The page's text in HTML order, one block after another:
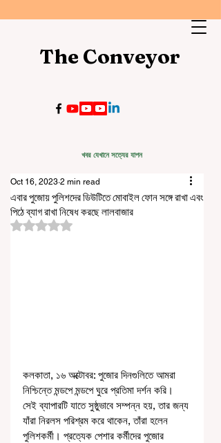
The Conveyor
খবর যেখানে সত্যের যাপন
এবার পুজোয় পুলিশদের ডিউটিতে মোবাইল ফোন সঙ্গে রাখা এবং
পিঠে ব্যাগ রাখা নিষেধ করছে লালবাজার
Oct 16, 2023 2 min read
Rated NaN out of 5 stars.
কলকাতা, ১৬ অক্টোবর: পুজোর দিনগুলিতে আমরা
নিশ্চিন্তে মন্ডপে মন্ডপে ঘুরে প্রতিমা দর্শন করি।
সেই ব্যাপারটি যাতে সুষ্ঠুভাবে সম্পন্ন হয়, তার জন্য
যাঁরা নিরলস পরিশ্রম করে থাকেন, তাঁরা হলেন
পুলিশকর্মী। প্রত্যেক পেশার কর্মীদের পুজোর